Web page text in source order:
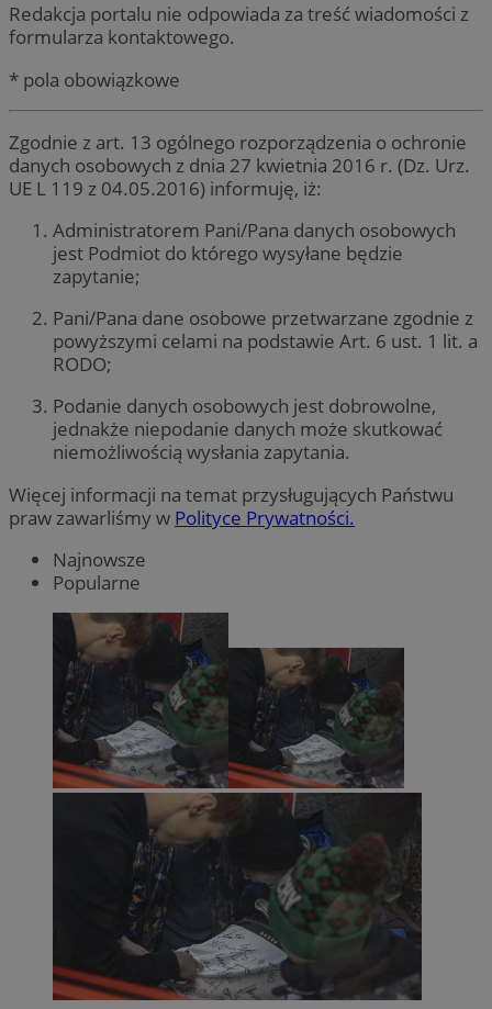
Redakcja portalu nie odpowiada za treść wiadomości z
formularza kontaktowego.
* pola obowiązkowe
Zgodnie z art. 13 ogólnego rozporządzenia o ochronie
danych osobowych z dnia 27 kwietnia 2016 r. (Dz. Urz.
UE L 119 z 04.05.2016) informuję, iż:
Administratorem Pani/Pana danych osobowych
jest Podmiot do którego wysyłane będzie
zapytanie;
Pani/Pana dane osobowe przetwarzane zgodnie z
powyższymi celami na podstawie Art. 6 ust. 1 lit. a
RODO;
Podanie danych osobowych jest dobrowolne,
jednakże niepodanie danych może skutkować
niemożliwością wysłania zapytania.
Więcej informacji na temat przysługujących Państwu
praw zawarliśmy w Polityce Prywatności.
Najnowsze
Popularne